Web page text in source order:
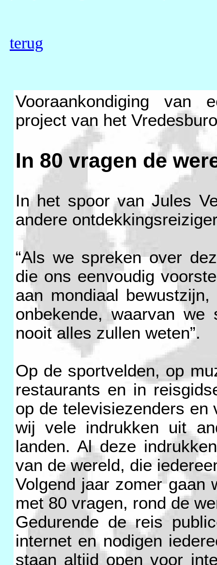
terug
Vooraankondiging van
project van het
In 80 vragen de
In het spoor van Jules
andere
“Als we spreken over
die ons eenvoudig
aan mondiaal
onbekende, waarvan
nooit alles zullen weten”.
Op de sportvelden, op
restaurants en in
op de televisiezenders
wij vele indrukken uit
landen. Al deze
van de wereld, die
Volgend jaar zomer gaan
met 80 vragen, rond de
Gedurende de reis
internet en nodigen
staan altijd open voor